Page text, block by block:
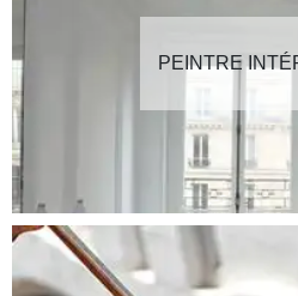
PEINTRE